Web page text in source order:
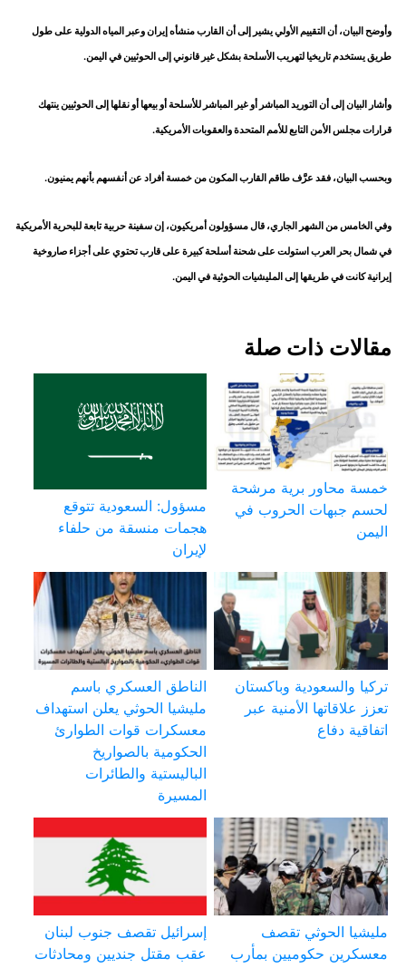
وأوضح البيان، أن التقييم الأولي يشير إلى أن القارب منشأه إيران وعبر المياه الدولية على طول
طريق يستخدم تاريخيا لتهريب الأسلحة بشكل غير قانوني إلى الحوثيين في اليمن.
وأشار البيان إلى أن التوريد المباشر أو غير المباشر للأسلحة أو بيعها أو نقلها إلى الحوثيين ينتهك
قرارات مجلس الأمن التابع للأمم المتحدة والعقوبات الأمريكية.
وبحسب البيان، فقد عرَّف طاقم القارب المكون من خمسة أفراد عن أنفسهم بأنهم يمنيون.
وفي الخامس من الشهر الجاري، قال مسؤولون أمريكيون، إن سفينة حربية تابعة للبحرية الأمريكية
في شمال بحر العرب استولت على شحنة أسلحة كبيرة على قارب تحتوي على أجزاء صاروخية
إيرانية كانت في طريقها إلى المليشيات الحوثية في اليمن.
مقالات ذات صلة
خمسة محاور برية مرشحة
لحسم جبهات الحروب في
اليمن
مسؤول: السعودية تتوقع
هجمات منسقة من حلفاء
لإيران
تركيا والسعودية وباكستان
تعزز علاقاتها الأمنية عبر
اتفاقية دفاع
الناطق العسكري باسم
مليشيا الحوثي يعلن استهداف
معسكرات قوات الطوارئ
الحكومية بالصواريخ
الباليستية والطائرات
المسيرة
مليشيا الحوثي تقصف
معسكرين حكوميين بمأرب
إسرائيل تقصف جنوب لبنان
عقب مقتل جنديين ومحادثات